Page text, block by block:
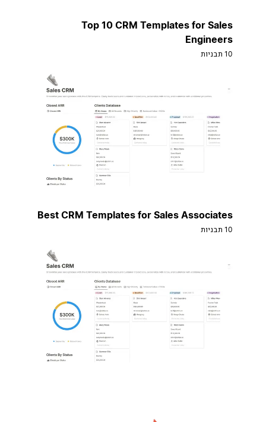
Top 10 CRM Templates for Sales
Engineers
Best CRM Templates for Sales Associates